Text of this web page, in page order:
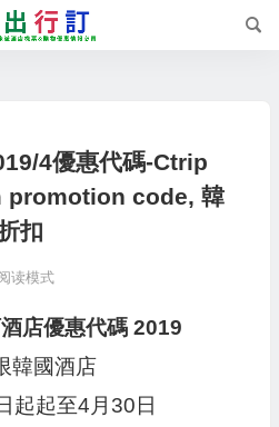
4優惠代碼-Ctrip
promotion code, 韓
扣
读模式
店優惠代碼 2019
韓國酒店
起至4月30日